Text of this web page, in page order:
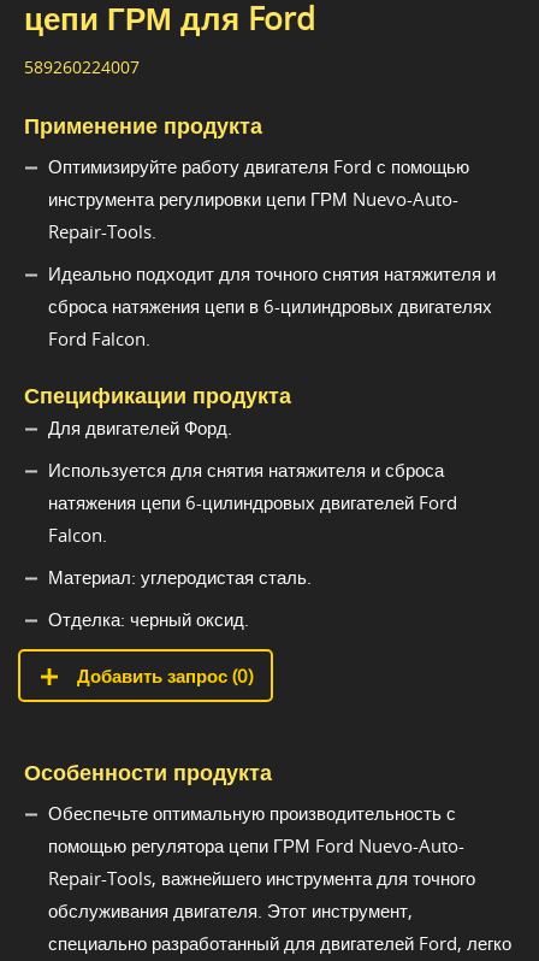
цепи ГРМ для Ford
589260224007
Применение продукта
Оптимизируйте работу двигателя Ford с помощью
инструмента регулировки цепи ГРМ Nuevo-Auto-
Repair-Tools.
Идеально подходит для точного снятия натяжителя и
сброса натяжения цепи в 6-цилиндровых двигателях
Ford Falcon.
Спецификации продукта
Для двигателей Форд.
Используется для снятия натяжителя и сброса
натяжения цепи 6-цилиндровых двигателей Ford
Falcon.
Материал: углеродистая сталь.
Отделка: черный оксид.
Добавить запрос (0)
Особенности продукта
Обеспечьте оптимальную производительность с
помощью регулятора цепи ГРМ Ford Nuevo-Auto-
Repair-Tools, важнейшего инструмента для точного
обслуживания двигателя. Этот инструмент,
специально разработанный для двигателей Ford, легко